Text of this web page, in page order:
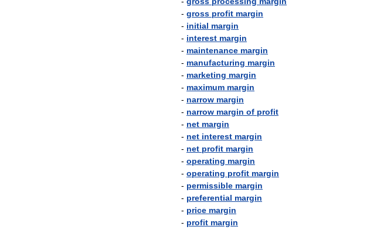
- gross profit margin
- initial margin
- interest margin
- maintenance margin
- manufacturing margin
- marketing margin
- maximum margin
- narrow margin
- narrow margin of profit
- net margin
- net interest margin
- net profit margin
- operating margin
- operating profit margin
- permissible margin
- preferential margin
- price margin
- profit margin